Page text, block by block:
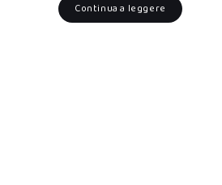
Continua a leggere